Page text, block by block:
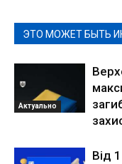
ЭТО МОЖЕТ БЫТЬ
Актуально
Від